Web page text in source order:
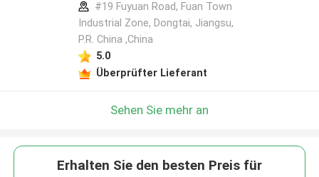
#19 Fuyuan Road, Fuan Town
Industrial Zone, Dongtai, Jiangsu,
P.R. China ,China
5.0
Überprüfter Lieferant
Sehen Sie mehr an
Erhalten Sie den besten Preis für